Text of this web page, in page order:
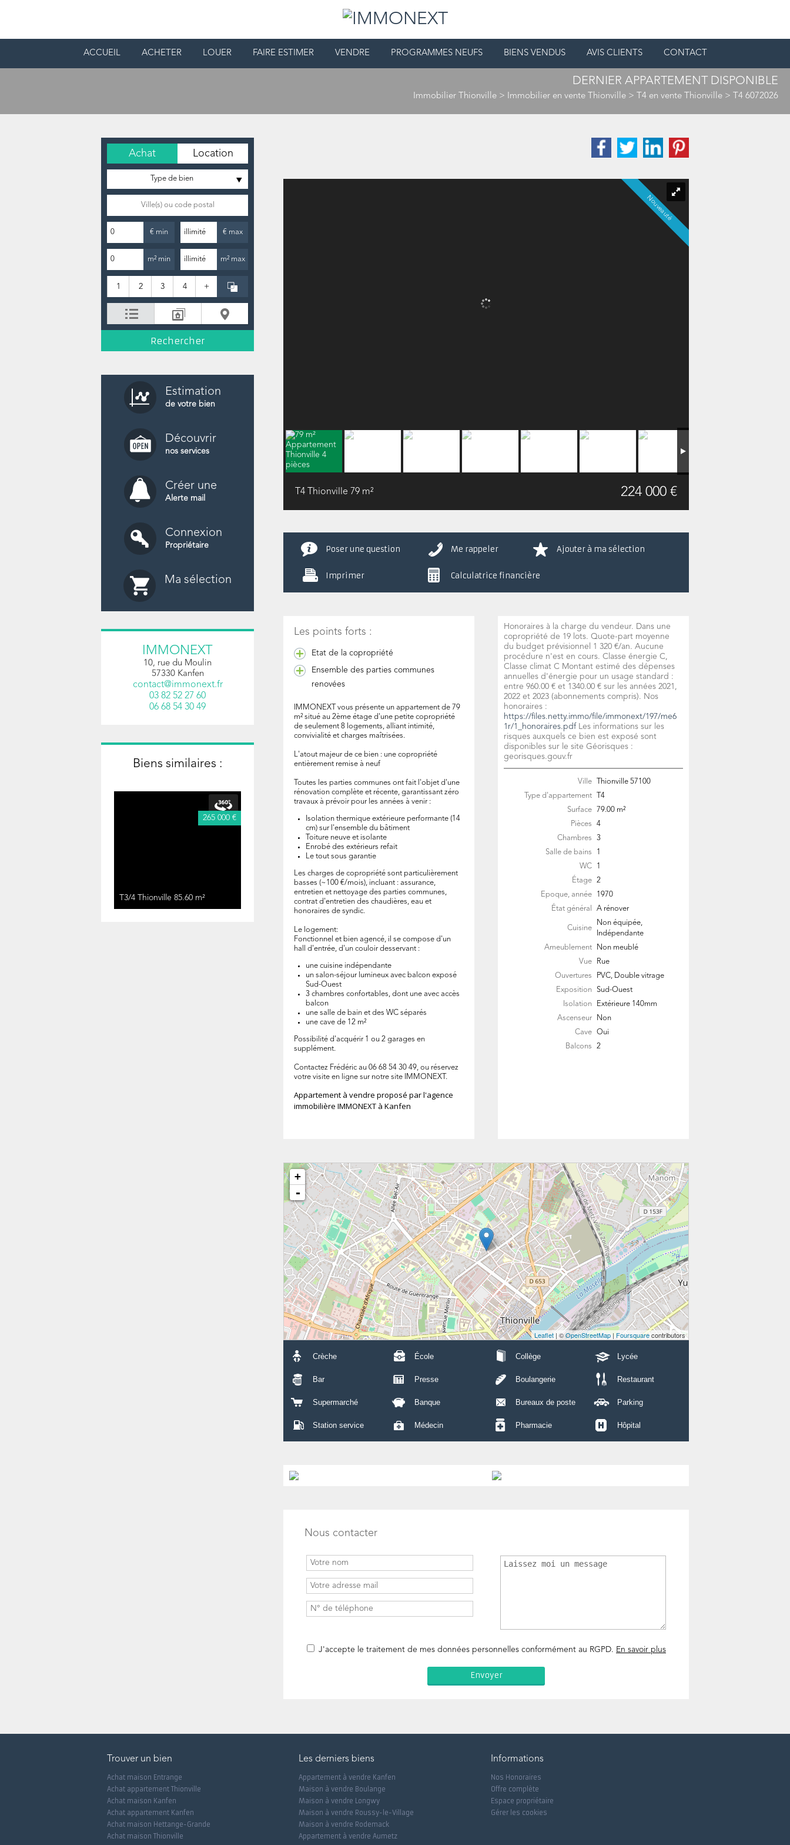
ACCUEIL ACHETER LOUER FAIRE ESTIMER VENDRE PROGRAMMES NEUFS BIENS VENDUS AVIS CLIENTS CONTACT
DERNIER APPARTEMENT DISPONIBLE
Immobilier Thionville > Immobilier en vente Thionville > T4 en vente Thionville > T4 6072026
Achat Location
Type de bien
€ min € max
m² min m² max
1 2 3 4 +
Estimation
de votre bien
Découvrir
nos services
Créer une
Alerte mail
Connexion
Propriétaire
Ma sélection
IMMONEXT
10, rue du Moulin
57330 Kanfen
contact@immonext.fr
03 82 52 27 60
06 68 54 30 49
Biens similaires :
265 000 €
T3/4 Thionville 85.60 m²
Nouveauté
T4 Thionville 79 m² 224 000 €
Poser une question Me rappeler Ajouter à ma sélection
Imprimer Calculatrice financière
Les points forts :
Etat de la copropriété
Ensemble des parties communes
renovées
IMMONEXT vous présente un appartement de 79
m² situé au 2ème étage d'une petite copropriété
de seulement 8 logements, alliant intimité,
convivialité et charges maîtrisées.
L'atout majeur de ce bien : une copropriété
entièrement remise à neuf
Toutes les parties communes ont fait l'objet d'une
rénovation complète et récente, garantissant zéro
travaux à prévoir pour les années à venir :
Isolation thermique extérieure performante (14
cm) sur l'ensemble du bâtiment
Toiture neuve et isolante
Enrobé des extérieurs refait
Le tout sous garantie
Les charges de copropriété sont particulièrement
basses (~100 €/mois), incluant : assurance,
entretien et nettoyage des parties communes,
contrat d'entretien des chaudières, eau et
honoraires de syndic.
Le logement:
Fonctionnel et bien agencé, il se compose d'un
hall d'entrée, d'un couloir desservant :
une cuisine indépendante
un salon-séjour lumineux avec balcon exposé
Sud-Ouest
3 chambres confortables, dont une avec accès
balcon
une salle de bain et des WC séparés
une cave de 12 m²
Possibilité d'acquérir 1 ou 2 garages en
supplément.
Contactez Frédéric au 06 68 54 30 49, ou réservez
votre visite en ligne sur notre site IMMONEXT.
Appartement à vendre proposé par l'agence
immobilière IMMONEXT à Kanfen
Honoraires à la charge du vendeur. Dans une
copropriété de 19 lots. Quote-part moyenne
du budget prévisionnel 1 320 €/an. Aucune
procédure n'est en cours. Classe énergie C,
Classe climat C Montant estimé des dépenses
annuelles d'énergie pour un usage standard :
entre 960.00 € et 1340.00 € sur les années 2021,
2022 et 2023 (abonnements compris). Nos
honoraires :
https://files.netty.immo/file/immonext/197/me6
1r/1_honoraires.pdf Les informations sur les
risques auxquels ce bien est exposé sont
disponibles sur le site Géorisques :
georisques.gouv.fr
Ville Thionville 57100
Type d'appartement
T4
Surface
79.00 m²
Pièces
4
Chambres
3
Salle de bains
1
WC
1
Étage
2
Epoque, année
1970
État général
A rénover
Cuisine
Non équipée,
Indépendante
Ameublement
Non meublé
Vue
Rue
Ouvertures
PVC, Double vitrage
Exposition
Sud-Ouest
Isolation
Extérieure 140mm
Ascenseur
Non
Cave
Oui
Balcons
2
+
-
Leaflet | ©OpenStreetMap | Foursquarecontributors
Crèche École Collège Lycée
Bar Presse Boulangerie Restaurant
Supermarché Banque Bureaux de poste Parking
Station service Médecin Pharmacie Hôpital
Nous contacter
J'accepte le traitement de mes données personnelles conformément au RGPD. En savoir plus
Trouver un bien
Achat maison Entrange
Achat appartement Thionville
Achat maison Kanfen
Achat appartement Kanfen
Achat maison Hettange-Grande
Achat maison Thionville
Les derniers biens
Appartement à vendre Kanfen
Maison à vendre Boulange
Maison à vendre Longwy
Maison à vendre Roussy-le-Village
Maison à vendre Rodemack
Appartement à vendre Aumetz
Informations
Nos Honoraires
Offre complète
Espace propriétaire
Gérer les cookies